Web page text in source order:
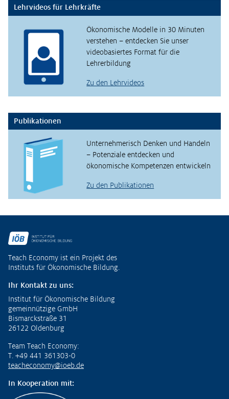
Lehrvideos für Lehrkräfte
Ökonomische Modelle in 30 Minuten
verstehen – entdecken Sie unser
videobasiertes Format für die
Lehrerbildung
Zu den Lehrvideos
Publikationen
Unternehmerisch Denken und Handeln
– Potenziale entdecken und
ökonomische Kompetenzen entwickeln
Zu den Publikationen
Teach Economy ist ein Projekt des
Instituts für Ökonomische Bildung.
Ihr Kontakt zu uns:
Institut für Ökonomische Bildung
gemeinnützige GmbH
Bismarckstraße 31
26122 Oldenburg
Team Teach Economy:
T. +49 441 361303-0
teacheconomy@ioeb.de
In Kooperation mit: